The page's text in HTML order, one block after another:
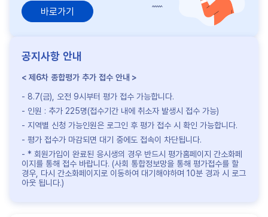
바로가기
공지사항 안내
제6차 종합평가 추가 접수 안내
8.7(금), 오전 9시부터 평가 접수 가능합니다.
인원 : 추가 225명(접수기간 내에 취소자 발생시 접수 가능)
지역별 신청 가능인원은 로그인 후 평가 접수 시 확인 가능합니다.
평가 접수가 마감되면 대기 중에도 접속이 차단됩니다.
* 회원가입이 완료된 응시생의 경우 반드시 평가홈페이지 간소화페
이지를 통해 접수 바랍니다. (사회 통합정보망을 통해 평가접수를 할
경우, 다시 간소화페이지로 이동하여 대기해야하며 10분 경과 시 로그
아웃 됩니다.)